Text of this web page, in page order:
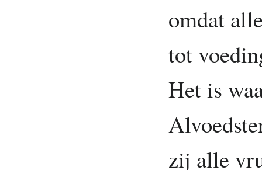
omdat
tot
Het is
zij alle